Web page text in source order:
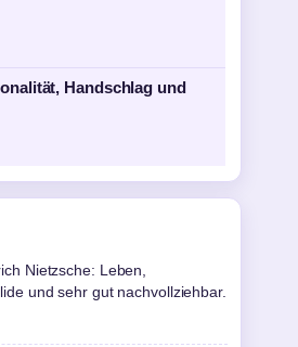
Handschlag und
Nietzsche: Leben,
und sehr gut nachvollziehbar.